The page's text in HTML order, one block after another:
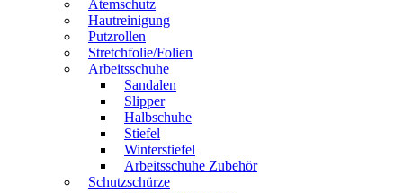
Atemschutz
Hautreinigung
Putzrollen
Stretchfolie/Folien
Arbeitsschuhe
Sandalen
Slipper
Halbschuhe
Stiefel
Winterstiefel
Arbeitsschuhe Zubehör
Schutzschürze